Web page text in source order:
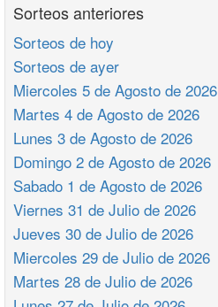
Sorteos anteriores
Sorteos de hoy
Sorteos de ayer
Miercoles 5 de Agosto de 2026
Martes 4 de Agosto de 2026
Lunes 3 de Agosto de 2026
Domingo 2 de Agosto de 2026
Sabado 1 de Agosto de 2026
Viernes 31 de Julio de 2026
Jueves 30 de Julio de 2026
Miercoles 29 de Julio de 2026
Martes 28 de Julio de 2026